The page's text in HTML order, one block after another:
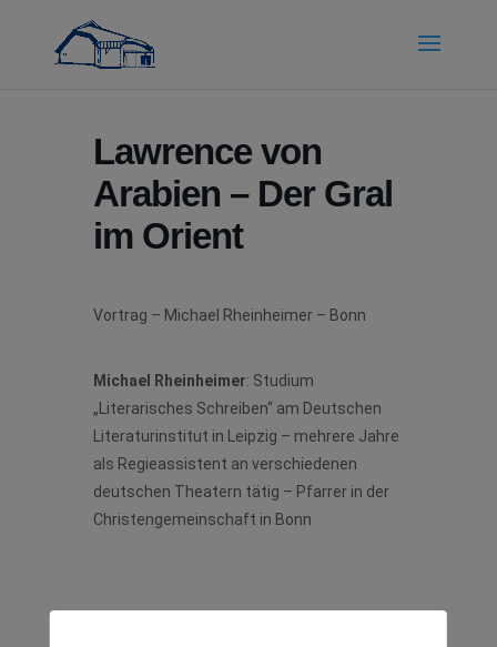
Lawrence von
Arabien – Der Gral
im Orient
Vortrag – Michael Rheinheimer – Bonn
Michael Rheinheimer: Studium
„Literarisches Schreiben“ am Deutschen
Literaturinstitut in Leipzig – mehrere Jahre
als Regieassistent an verschiedenen
deutschen Theatern tätig – Pfarrer in der
Christengemeinschaft in Bonn